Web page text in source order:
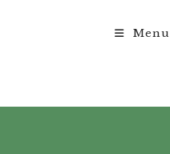
Menu